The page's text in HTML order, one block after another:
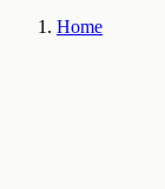
Home